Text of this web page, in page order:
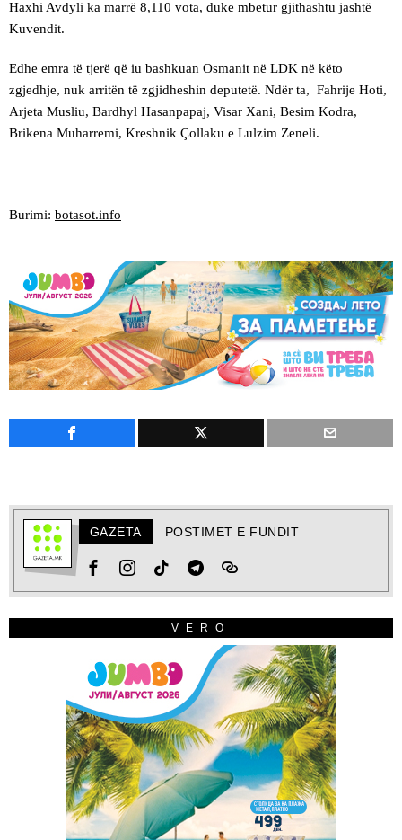
Haxhi Avdyli ka marrë 8,110 vota, duke mbetur gjithashtu jashtë
Kuvendit.
Edhe emra të tjerë që iu bashkuan Osmanit në LDK në këto
zgjedhje, nuk arritën të zgjidheshin deputetë. Ndër ta, Fahrije Hoti,
Arjeta Musliu, Bardhyl Hasanpapaj, Visar Xani, Besim Kodra,
Brikena Muharremi, Kreshnik Çollaku e Lulzim Zeneli.
Burimi: botasot.info
GAZETA POSTIMET E FUNDIT
VERO